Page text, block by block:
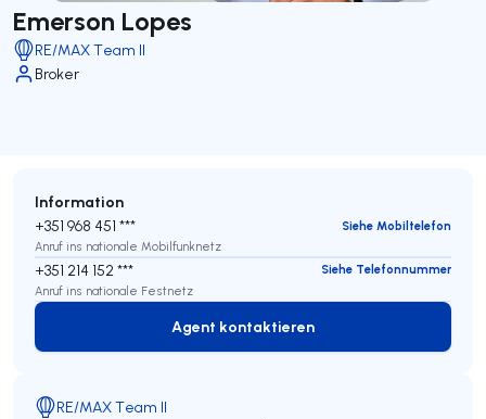
Emerson Lopes
RE/MAX Team II
Broker
Information
+351 968 451 ***
Siehe Mobiltelefon
Anruf ins nationale Mobilfunknetz
+351 214 152 ***
Siehe Telefonnummer
Anruf ins nationale Festnetz
Agent kontaktieren
Agent kontaktieren
RE/MAX Team II